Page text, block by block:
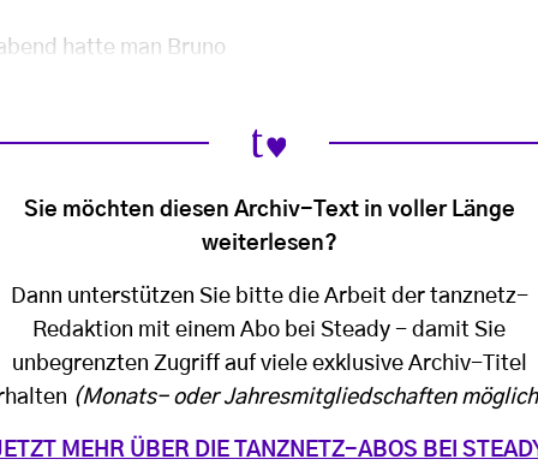
hatte man Bruno
Sie möchten diesen Archiv-Text in voller Länge
weiterlesen?
Dann unterstützen Sie bitte die Arbeit der tanznetz-
Redaktion mit einem Abo bei Steady - damit Sie
unbegrenzten Zugriff auf viele exklusive Archiv-Titel
(Monats- oder Jahresmitgliedschaften
MEHR ÜBER DIE TANZNETZ-ABOS BEI